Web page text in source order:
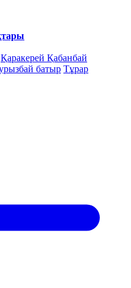
Қаракерей Қабанбай
батыр Тұрар